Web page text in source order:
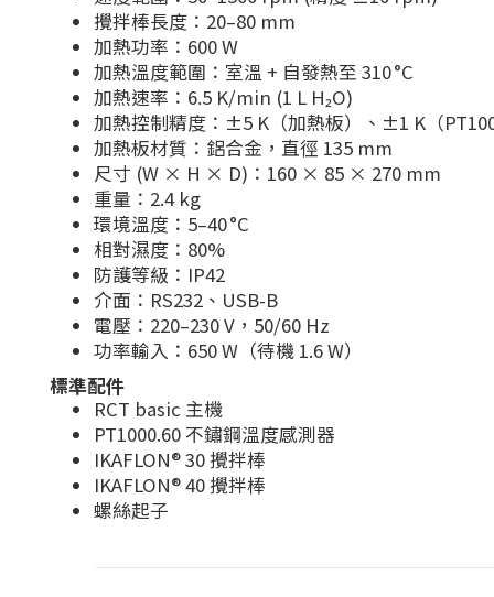
攪拌棒長度：20–80 mm
加熱功率：600 W
加熱溫度範圍：室溫 + 自發熱至 310 °C
加熱速率：6.5 K/min (1 L H₂O)
加熱控制精度：±5 K（加熱板）、±1 K（
加熱板材質：鋁合金，直徑 135 mm
尺寸 (W × H × D)：160 × 85 × 270 mm
重量：2.4 kg
環境溫度：5–40 °C
相對濕度：80%
防護等級：IP42
介面：RS232、USB-B
電壓：220–230 V，50/60 Hz
功率輸入：650 W（待機 1.6 W）
標準配件
RCT basic 主機
PT1000.60 不鏽鋼溫度感測器
IKAFLON® 30 攪拌棒
IKAFLON® 40 攪拌棒
螺絲起子